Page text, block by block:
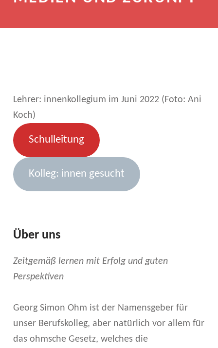
Lehrer: innenkollegium im Juni 2022 (Foto: Ani
Koch)
Schulleitung
Kolleg: innen gesucht
Über uns
Zeitgemäß lernen mit Erfolg und guten
Perspektiven
Georg Simon Ohm ist der Namensgeber für
unser Berufskolleg, aber natürlich vor allem für
das ohmsche Gesetz, welches die